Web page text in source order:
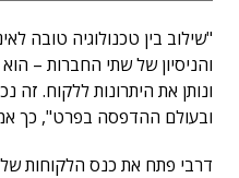
"שילוב בין טכנולוגיה טובה
והניסיון של שתי החברות –
ונותן את היתרונות ללקוח. זה
ובעולם ההדפסה בפרט", כך
דרבי פתח את כנס הלקוחות של